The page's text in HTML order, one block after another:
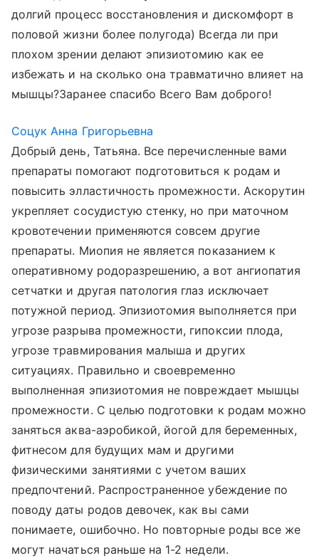
долгий процесс восстановления и дискомфорт в
половой жизни более полугода) Всегда ли при
плохом зрении делают эпизиотомию как ее
избежать и на сколько она травматично влияет на
мышцы?Заранее спасибо Всего Вам доброго!
Соцук Анна Григорьевна
Добрый день, Татьяна. Все перечисленные вами
препараты помогают подготовиться к родам и
повысить элластичность промежности. Аскорутин
укрепляет сосудистую стенку, но при маточном
кровотечении применяются совсем другие
препараты. Миопия не является показанием к
оперативному родоразрешению, а вот ангиопатия
сетчатки и другая патология глаз исключает
потужной период. Эпизиотомия выполняется при
угрозе разрыва промежности, гипоксии плода,
угрозе травмирования малыша и других
ситуациях. Правильно и своевременно
выполненная эпизиотомия не повреждает мышцы
промежности. С целью подготовки к родам можно
заняться аква-аэробикой, йогой для беременных,
фитнесом для будущих мам и другими
физическими занятиями с учетом ваших
предпочтений. Распространенное убеждение по
поводу даты родов девочек, как вы сами
понимаете, ошибочно. Но повторные роды все же
могут начаться раньше на 1-2 недели.